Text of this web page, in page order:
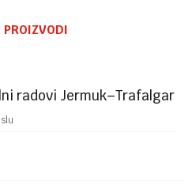
PROIZVODI
radovi Jermuk–Trafalgar